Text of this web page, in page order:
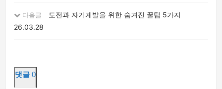
다음글
도전과 자기계발을 위한 숨겨진 꿀팁 5가지
26.03.28
댓글 0